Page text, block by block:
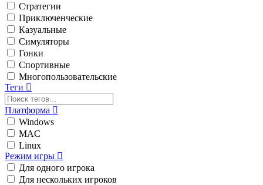
Стратегии
Приключенческие
Казуальные
Симуляторы
Гонки
Спортивные
Многопользовательские
Теги
Платформа
Windows
MAC
Linux
Режим игры
Для одного игрока
Для нескольких игроков